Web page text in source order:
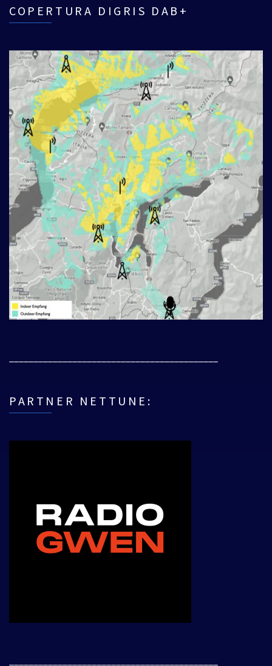
COPERTURA DIGRIS DAB+
PARTNER NETTUNE: